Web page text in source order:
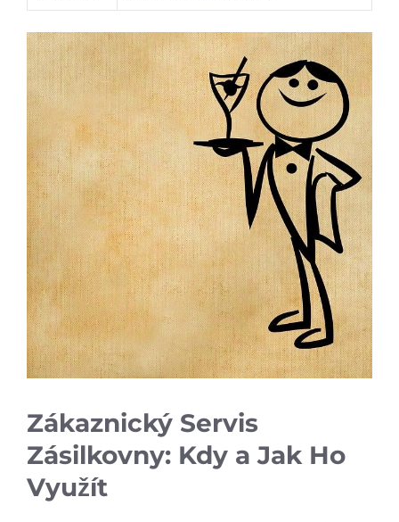
Zákaznický Servis
Zásilkovny: Kdy a Jak Ho
Využít